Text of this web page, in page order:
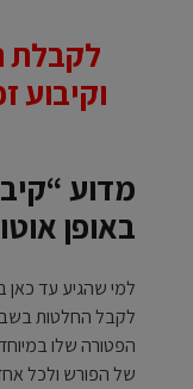
לקבלת
וקיבוע
מדוע
באופן
למי שהגיע עד כאן
לקבל החלטות
הפטורה שלו
של הפורש ולכל